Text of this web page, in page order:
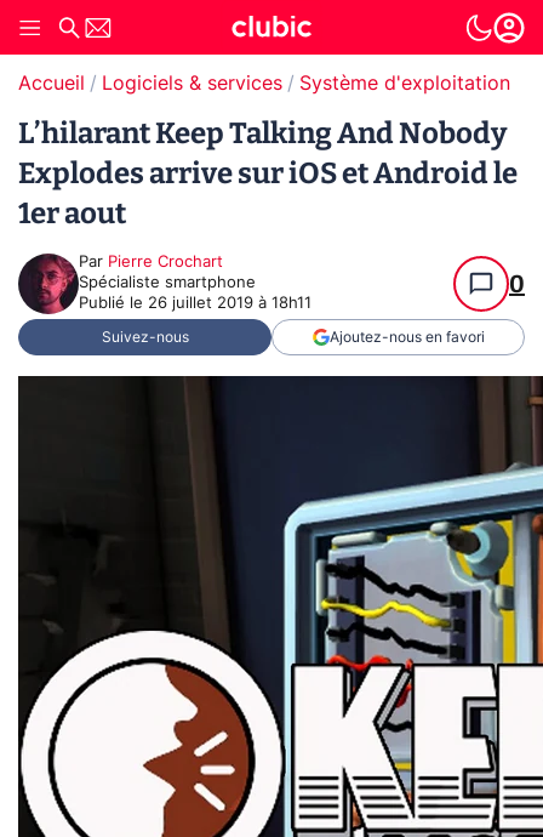
Accueil Logiciels & services Système d'exploitation
L’hilarant Keep Talking And Nobody
Explodes arrive sur iOS et Android le
1er aout
Par Pierre Crochart
Spécialiste smartphone
Publié le 26 juillet 2019 à 18h11
0
Suivez-nous Ajoutez-nous en favori